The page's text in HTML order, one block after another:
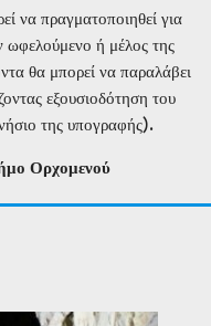
να πραγματοποιηθεί για
ή μέλος της
θα μπορεί να παραλάβει
εξουσιοδότηση του
της υπογραφής).
Ορχομενού